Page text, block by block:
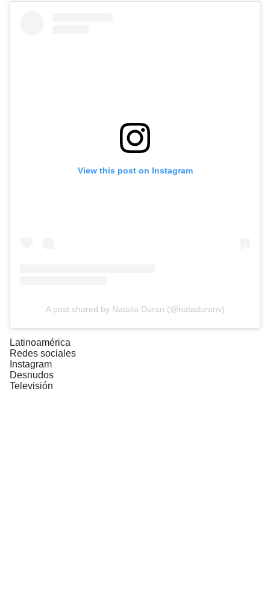
View this post on Instagram
A post shared by Natalia Duran (@nataduranv)
Latinoamérica
Redes sociales
Instagram
Desnudos
Televisión